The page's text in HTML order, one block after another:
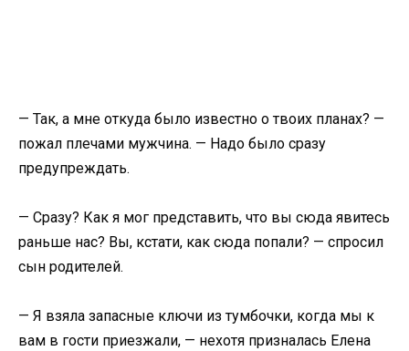
— Так, а мне откуда было известно о твоих планах? —
пожал плечами мужчина. — Надо было сразу
предупреждать.
— Сразу? Как я мог представить, что вы сюда явитесь
раньше нас? Вы, кстати, как сюда попали? — спросил
сын родителей.
— Я взяла запасные ключи из тумбочки, когда мы к
вам в гости приезжали, — нехотя призналась Елена